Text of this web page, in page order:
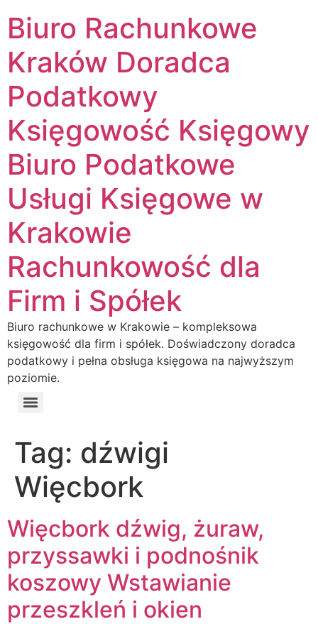
Biuro Rachunkowe
Kraków Doradca
Podatkowy
Księgowość Księgowy
Biuro Podatkowe
Usługi Księgowe w
Krakowie
Rachunkowość dla
Firm i Spółek
Biuro rachunkowe w Krakowie – kompleksowa
księgowość dla firm i spółek. Doświadczony doradca
podatkowy i pełna obsługa księgowa na najwyższym
poziomie.
Tag: dźwigi
Więcbork
Więcbork dźwig, żuraw,
przyssawki i podnośnik
koszowy Wstawianie
przeszkleń i okien